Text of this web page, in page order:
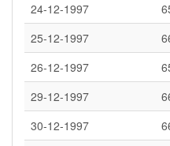
24-12-1997
25-12-1997
26-12-1997
29-12-1997
30-12-1997